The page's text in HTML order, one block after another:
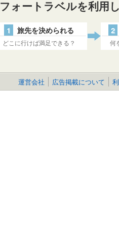
フォートラベルを利用
1 旅先を決められる
どこに行けば満足できる？
2
何
運営会社 広告掲載について